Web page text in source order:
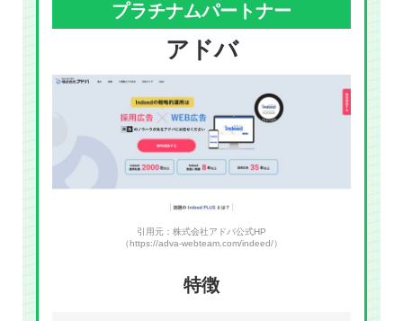
プラチナムパートナー
アドバ
引用元：株式会社アドバ公式HP
（https://adva-webteam.com/indeed/）
特徴